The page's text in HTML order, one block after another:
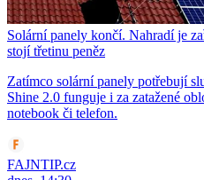
Solární panely končí. Nahradí je
stojí třetinu peněz
Zatímco solární panely potřebují
Shine 2.0 funguje i za zatažené
notebook či telefon.
FAJNTIP.cz